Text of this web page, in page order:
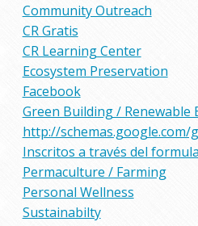
Community Outreach
CR Gratis
CR Learning Center
Ecosystem Preservation
Facebook
Green Building / Renewable
http://schemas.google.com/
Inscritos a través del
Permaculture / Farming
Personal Wellness
Sustainabilty